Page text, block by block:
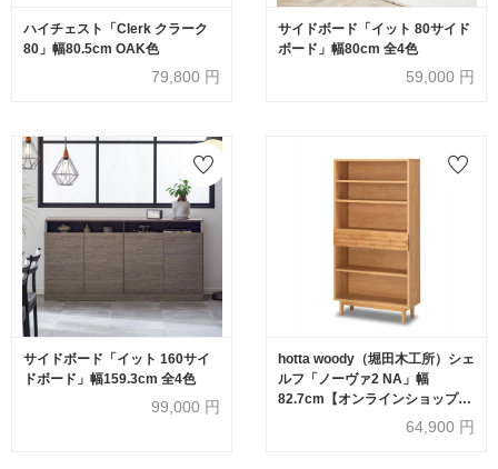
ハイチェスト「Clerk クラーク
80」幅80.5cm OAK色
79,800 円
サイドボード「イット 80サイド
ボード」幅80cm 全4色
59,000 円
サイドボード「イット 160サイ
ドボード」幅159.3cm 全4色
99,000 円
hotta woody（堀田木工所）シェ
ルフ「ノーヴァ2 NA」幅
82.7cm【オンラインショップ限
64,900 円